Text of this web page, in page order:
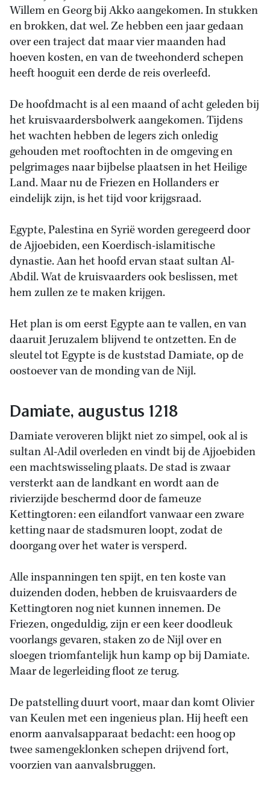
Willem en Georg bij Akko aangekomen. In stukken
en brokken, dat wel. Ze hebben een jaar gedaan
over een traject dat maar vier maanden had
hoeven kosten, en van de tweehonderd schepen
heeft hooguit een derde de reis overleefd.
De hoofdmacht is al een maand of acht geleden bij
het kruisvaardersbolwerk aangekomen. Tijdens
het wachten hebben de legers zich onledig
gehouden met rooftochten in de omgeving en
pelgrimages naar bijbelse plaatsen in het Heilige
Land. Maar nu de Friezen en Hollanders er
eindelijk zijn, is het tijd voor krijgsraad.
Egypte, Palestina en Syrië worden geregeerd door
de Ajjoebiden, een Koerdisch-islamitische
dynastie. Aan het hoofd ervan staat sultan Al-
Abdil. Wat de kruisvaarders ook beslissen, met
hem zullen ze te maken krijgen.
Het plan is om eerst Egypte aan te vallen, en van
daaruit Jeruzalem blijvend te ontzetten. En de
sleutel tot Egypte is de kuststad Damiate, op de
oostoever van de monding van de Nijl.
Damiate, augustus 1218
Damiate veroveren blijkt niet zo simpel, ook al is
sultan Al-Adil overleden en vindt bij de Ajjoebiden
een machtswisseling plaats. De stad is zwaar
versterkt aan de landkant en wordt aan de
rivierzijde beschermd door de fameuze
Kettingtoren: een eilandfort vanwaar een zware
ketting naar de stadsmuren loopt, zodat de
doorgang over het water is versperd.
Alle inspanningen ten spijt, en ten koste van
duizenden doden, hebben de kruisvaarders de
Kettingtoren nog niet kunnen innemen. De
Friezen, ongeduldig, zijn er een keer doodleuk
voorlangs gevaren, staken zo de Nijl over en
sloegen triomfantelijk hun kamp op bij Damiate.
Maar de legerleiding floot ze terug.
De patstelling duurt voort, maar dan komt Olivier
van Keulen met een ingenieus plan. Hij heeft een
enorm aanvalsapparaat bedacht: een hoog op
twee samengeklonken schepen drijvend fort,
voorzien van aanvalsbruggen.